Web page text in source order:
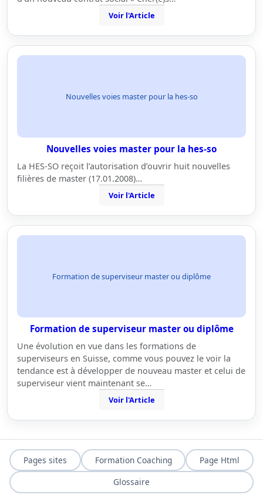
Voir l'Article
Nouvelles voies master pour la hes-so
Nouvelles voies master pour la hes-so
La HES-SO reçoit l’autorisation d’ouvrir huit nouvelles
filières de master (17.01.2008)…
Voir l'Article
Formation de superviseur master ou diplôme
Formation de superviseur master ou diplôme
Une évolution en vue dans les formations de
superviseurs en Suisse, comme vous pouvez le voir la
tendance est à développer de nouveau master et celui de
superviseur vient maintenant se…
Voir l'Article
Pages sites Formation Coaching
Page Html
Glossaire